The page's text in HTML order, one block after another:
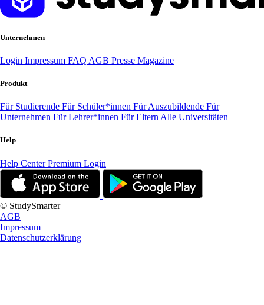
Unternehmen
Login Impressum FAQ AGB Presse Magazine
Produkt
Für Studierende Für Schüler*innen Für Auszubildende Für
Unternehmen Für Lehrer*innen Für Eltern Alle Universitäten
Help
Help CenterPremium Login
© StudySmarter
AGB
Impressum
Datenschutzerklärung